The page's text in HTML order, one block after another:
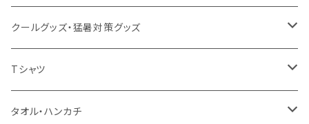
クールグッズ・猛暑対策グッズ
扇風機
うちわ
Tシャツ
カスタムプリントTシャツ（国内プリント）
タオル・ハンカチ